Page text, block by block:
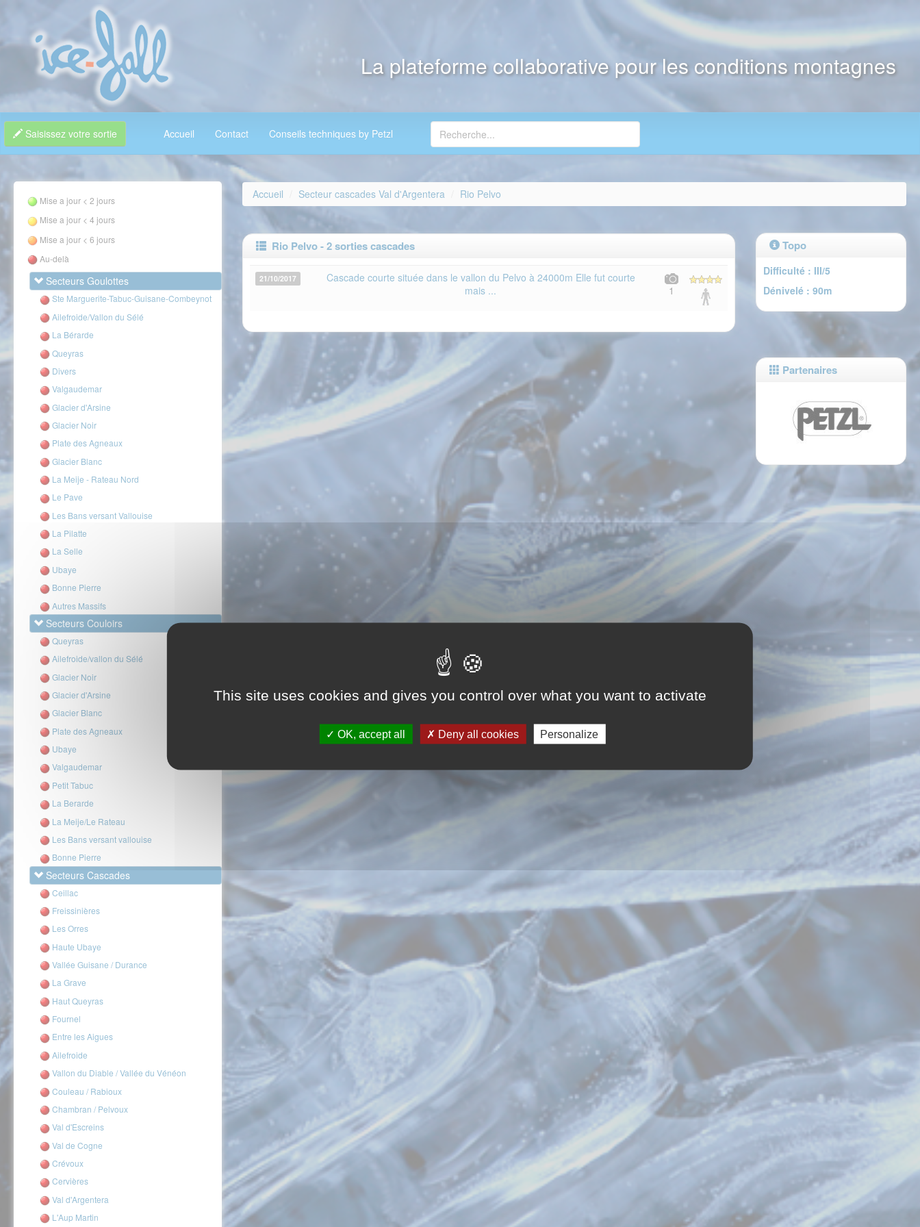
La plateforme collaborative pour les conditions montagnes
Saisissez votre sortie Accueil Contact Conseils techniques by Petzl
Mise a jour < 2 jours
Mise a jour < 4 jours
Mise a jour < 6 jours
Au-delà
Secteurs Goulottes
Ste Marguerite-Tabuc-Guisane-Combeynot
Ailefroide/Vallon du Sélé
La Bérarde
Queyras
Divers
Valgaudemar
Glacier d'Arsine
Glacier Noir
Plate des Agneaux
Glacier Blanc
La Meije - Rateau Nord
Le Pave
Les Bans versant Vallouise
La Pilatte
La Selle
Ubaye
Bonne Pierre
Autres Massifs
Secteurs Couloirs
Queyras
Ailefroide/vallon du Sélé
Glacier Noir
Glacier d'Arsine
Glacier Blanc
Plate des Agneaux
Ubaye
Valgaudemar
Petit Tabuc
La Berarde
La Meije/Le Rateau
Les Bans versant vallouise
Bonne Pierre
Secteurs Cascades
Ceillac
Freissinières
Les Orres
Haute Ubaye
Vallée Guisane / Durance
La Grave
Haut Queyras
Fournel
Entre les Aigues
Ailefroide
Vallon du Diable / Vallée du Vénéon
Couleau / Rabioux
Chambran / Pelvoux
Val d'Escreins
Val de Cogne
Crévoux
Cervières
Val d'Argentera
L'Aup Martin
Accueil Secteur cascades Val d'Argentera Rio Pelvo
Rio Pelvo - 2 sorties cascades
21/10/2017
Cascade courte située dans le vallon du Pelvo à 24000m Elle fut courte
mais ...
1
Topo
Difficulté : III/5
Dénivelé : 90m
Partenaires
This site uses cookies and gives you control over what you want to activate
OK, accept all Deny all cookies Personalize